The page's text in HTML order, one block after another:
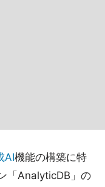
AI機能の構築に特
「AnalyticDB」の